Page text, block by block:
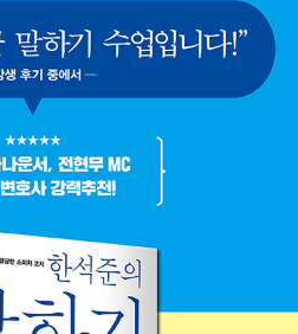
말문을 여는 ‘마법의 첫마디’를 소
키면서도 친구와 건강한 관계를 만
마음을 담았습니다.